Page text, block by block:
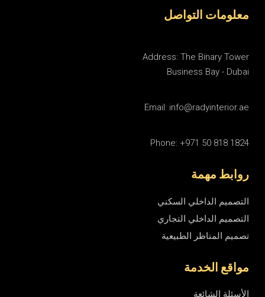
معلومات التواصل
Address: The Binary Tower
Business Bay - Dubai
Email: info@radyinterior.ae
Phone: +971 50 818 1824
روابط مهمة
التصميم الداخلي السكني
التصميم الداخلي التجاري
تصميم المناظر الطبيعية
مواقع الخدمة
الأسئلة الشائعة